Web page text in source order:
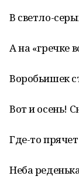
В светло-
А на «гречке
Воробьишек
Вот и осень!
Где-то
Неба